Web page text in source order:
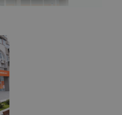
face parte din
Medical și oferă servicii
un spațiu modern, dotat
și personal medical